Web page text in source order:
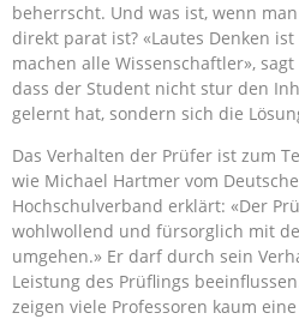
beherrscht. Und was ist, wenn
direkt parat ist? «Lautes Denken
machen alle Wissenschaftler»,
dass der Student nicht stur den
gelernt hat, sondern sich die
Das Verhalten der Prüfer ist zum
wie Michael Hartmer vom
Hochschulverband erklärt: «Der
wohlwollend und fürsorglich mit
umgehen.» Er darf durch sein
Leistung des Prüflings
zeigen viele Professoren kaum